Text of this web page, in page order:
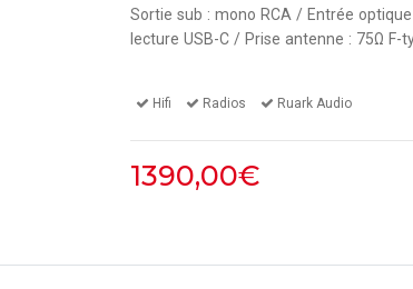
Sortie sub : mono RCA / Entrée
lecture USB-C / Prise antenne : 75Ω F-
Hifi Radios Ruark Audio
1390,00€